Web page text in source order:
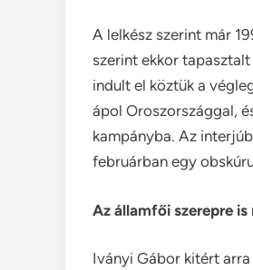
A lelkész szerint már
szerint ekkor
indult el köztük a
ápol Oroszországgal,
kampányba. Az
februárban egy
Az államfői szerepre
Iványi Gábor kitért